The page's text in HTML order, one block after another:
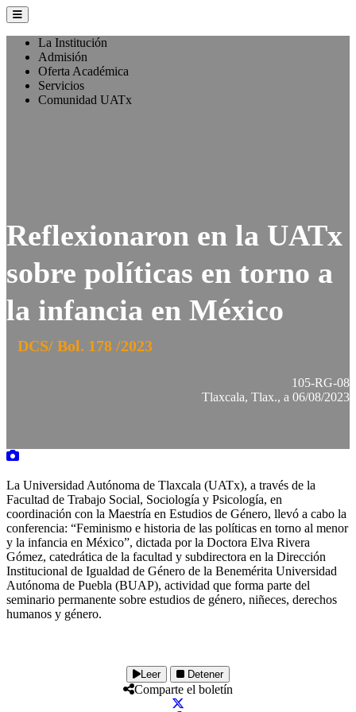
La Institución
Admisión
Oferta Académica
Servicios
Comunidad UATx
Reflexionaron en la UATx
sobre políticas en torno a
la infancia en México
DCS/ Bol. 178 /2023
105-RG-08
Tlaxcala, Tlax., a 06/08/2023
La Universidad Autónoma de Tlaxcala (UATx), a través de la
Facultad de Trabajo Social, Sociología y Psicología, en
coordinación con la Maestría en Estudios de Género, llevó a cabo la
conferencia: “Feminismo e historia de las políticas en torno al menor
y la infancia en México”, dictada por la Doctora Elva Rivera
Gómez, catedrática de la facultad y subdirectora en la Dirección
Institucional de Igualdad de Género de la Benemérita Universidad
Autónoma de Puebla (BUAP), actividad que forma parte del
seminario permanente sobre estudios de género, niñeces, derechos
humanos y género.
Leer Detener
Comparte el boletín